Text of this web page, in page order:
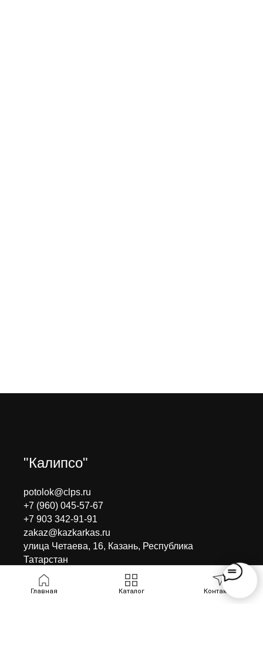
"Калипсо"
potolok@clps.ru
+7 (960) 045-57-67
+7 903 342-91-91
zakaz@kazkarkas.ru
улица Четаева, 16, Казань, Республика
Татарстан
Главная Каталог Контакты